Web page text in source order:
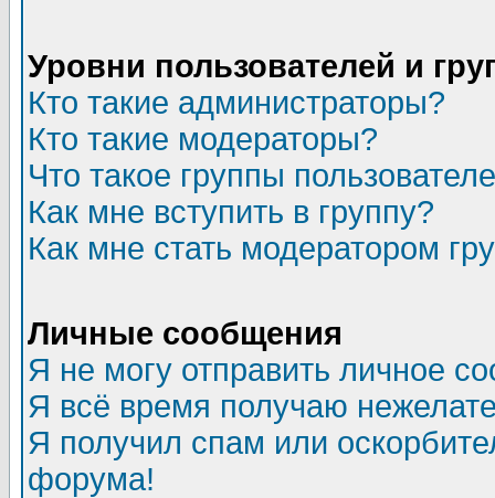
Уровни пользователей и
Кто такие администраторы?
Кто такие модераторы?
Что такое группы
Как мне вступить в группу?
Как мне стать модератором
Личные сообщения
Я не могу отправить личное
Я всё время получаю
Я получил спам или
форума!